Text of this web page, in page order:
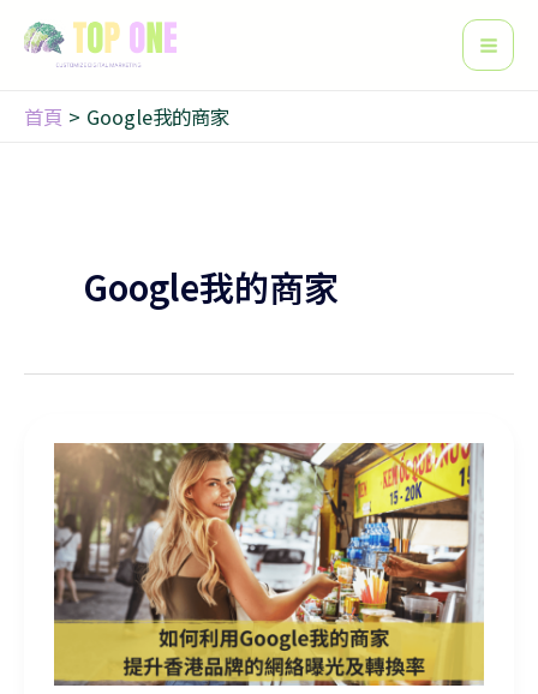
首頁 Google我的商家
Google我的商家
如何利用Google我的商家提升香港品牌的網絡曝光及轉換率？
尋